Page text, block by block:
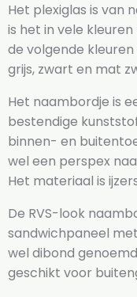
Het plexiglas is van
is het in vele
de volgende
grijs, zwart en mat
Het naambordje is
bestendige
binnen- en
wel een perspex
Het materiaal is
De RVS-look
sandwichpaneel
wel dibond
geschikt voor